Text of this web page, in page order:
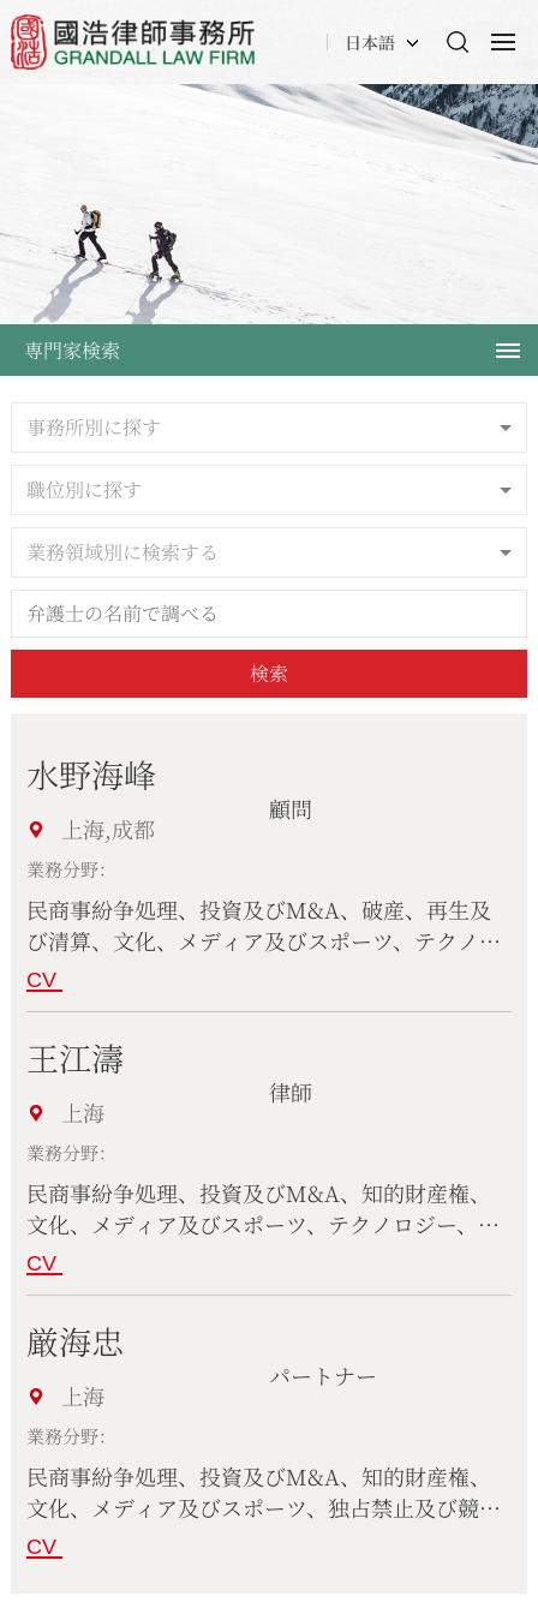
日本語
専門家検索
事務所別に探す
職位別に探す
業務領域別に検索する
検索
水野海峰
上海,成都
顧問
業務分野：
民商事紛争処理、投資及びM&A、破産、再生及
び清算、文化、メディア及びスポーツ、テクノロ
ジー、情報通信及びインターネット、国際貿易、
CV
王江濤
上海
律師
業務分野：
民商事紛争処理、投資及びM&A、知的財産権、
文化、メディア及びスポーツ、テクノロジー、情
報通信及びインターネット、独占禁止及び競争
CV
厳海忠
上海
パートナー
業務分野：
民商事紛争処理、投資及びM&A、知的財産権、
文化、メディア及びスポーツ、独占禁止及び競争
法、コーポレート、労働法、コンプライアンス
CV